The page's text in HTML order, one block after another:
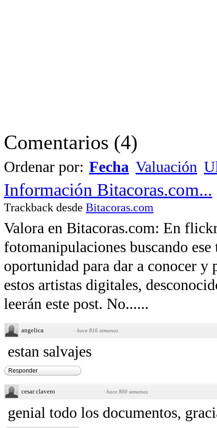
Comentarios (4)
Ordenar por: Fecha Valuación
Información Bitacoras.com...
Trackback desde Bitacoras.com
Valora en Bitacoras.com: En
fotomanipulaciones buscando
oportunidad para dar a conocer y
estos artistas digitales,
leerán este post. No......
angelica · hace 816 semanas
estan salvajes
Responder
cesar clavero · hace 800 semanas
genial todo los documentos,